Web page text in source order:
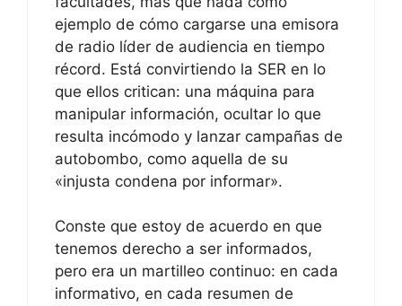
ejemplo de cómo cargarse una emisora
de radio líder de audiencia en tiempo
récord. Está convirtiendo la SER en lo
que ellos critican: una máquina para
manipular información, ocultar lo que
resulta incómodo y lanzar campañas de
autobombo, como aquella de su
«injusta condena por informar».
Conste que estoy de acuerdo en que
tenemos derecho a ser informados,
pero era un martilleo continuo: en cada
informativo, en cada resumen de